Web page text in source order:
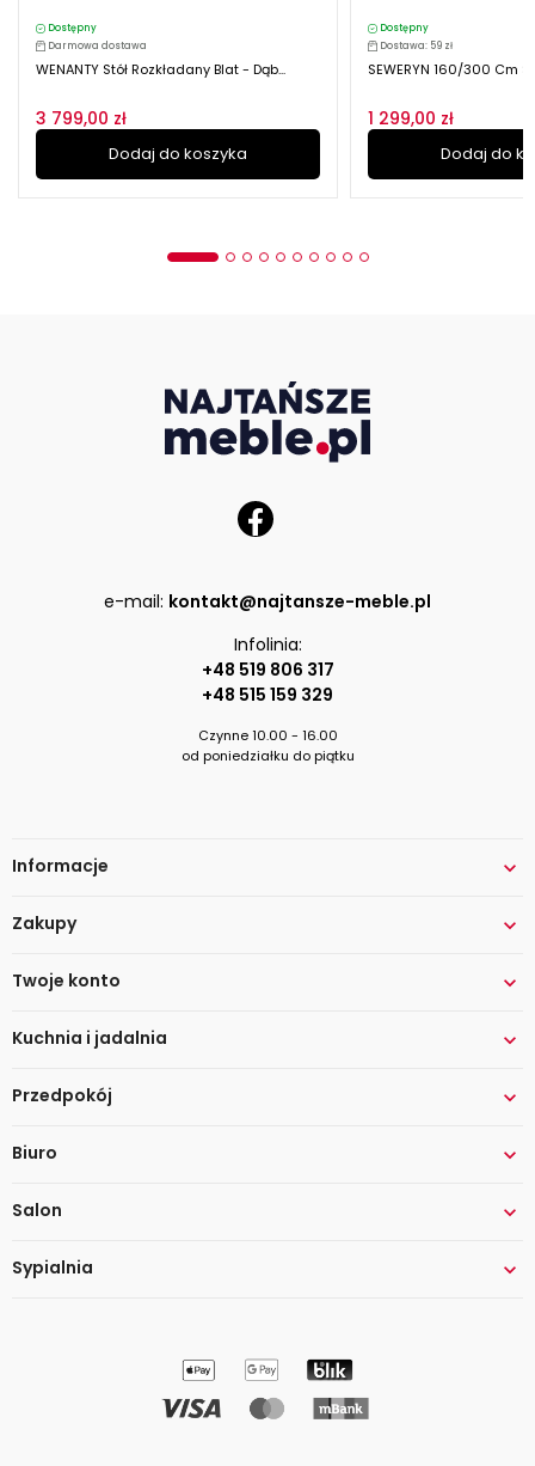
Dostępny
Darmowa dostawa
WENANTY Stół Rozkładany Blat - Dąb...
3 799,00 zł
Dodaj do koszyka
Dostępny
Dostawa: 59 zł
SEWERYN 160/300 Cm
1 299,00 zł
Dodaj do
e-mail: kontakt@najtansze-meble.pl
Infolinia:
+48 519 806 317
+48 515 159 329
Czynne 10.00 - 16.00
od poniedziałku do piątku
Informacje 
Zakupy 
Twoje konto 
Kuchnia i jadalnia 
Przedpokój 
Biuro 
Salon 
Sypialnia 